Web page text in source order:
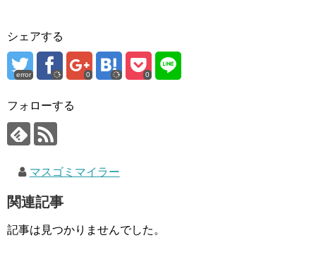
シェアする
error 0 0
フォローする
マスゴミマイラー
関連記事
記事は見つかりませんでした。